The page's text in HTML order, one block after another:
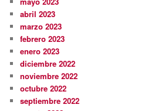
abril 2023
marzo 2023
febrero 2023
enero 2023
diciembre 2022
noviembre 2022
octubre 2022
septiembre 2022